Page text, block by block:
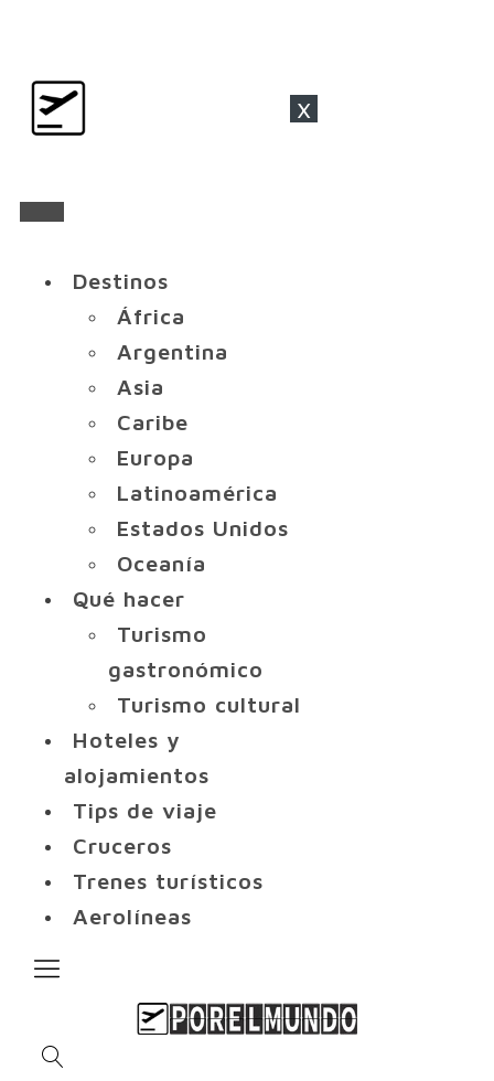
x
Destinos
África
Argentina
Asia
Caribe
Europa
Latinoamérica
Estados Unidos
Oceanía
Qué hacer
Turismo
gastronómico
Turismo cultural
Hoteles y
alojamientos
Tips de viaje
Cruceros
Trenes turísticos
Aerolíneas